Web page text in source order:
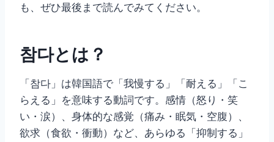
も、ぜひ最後まで読んでみてください。
참다とは？
「참다」は韓国語で「我慢する」「耐える」「こ
らえる」を意味する動詞です。感情（怒り・笑
い・涙）、身体的な感覚（痛み・眠気・空腹）、
欲求（食欲・衝動）など、あらゆる「抑制する」